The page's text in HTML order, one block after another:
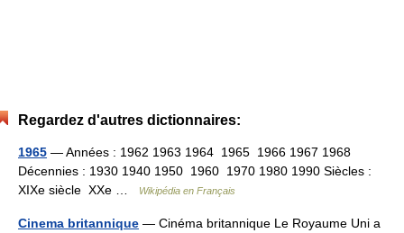
Regardez d'autres dictionnaires:
1965 — Années : 1962 1963 1964 1965 1966 1967 1968
Décennies : 1930 1940 1950 1960 1970 1980 1990 Siècles :
XIXe siècle XXe …
Wikipédia en Français
Cinema britannique — Cinéma britannique Le Royaume Uni a